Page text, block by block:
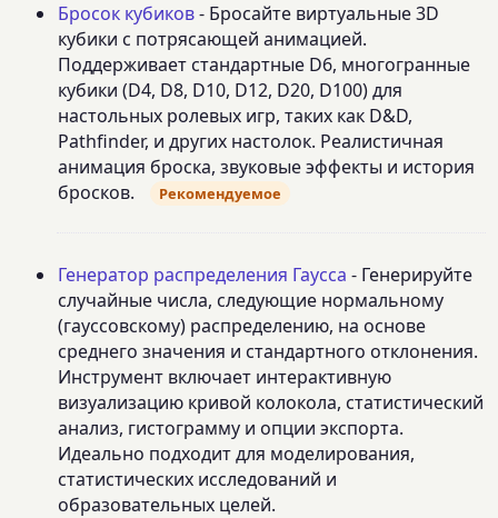
Бросок кубиков- Бросайте виртуальные 3D
кубики с потрясающей анимацией.
Поддерживает стандартные D6, многогранные
кубики (D4, D8, D10, D12, D20, D100) для
настольных ролевых игр, таких как D&D,
Pathfinder, и других настолок. Реалистичная
анимация броска, звуковые эффекты и история
бросков.
Рекомендуемое
Генератор распределения Гаусса - Генерируйте
случайные числа, следующие нормальному
(гауссовскому) распределению, на основе
среднего значения и стандартного отклонения.
Инструмент включает интерактивную
визуализацию кривой колокола, статистический
анализ, гистограмму и опции экспорта.
Идеально подходит для моделирования,
статистических исследований и
образовательных целей.